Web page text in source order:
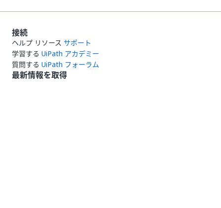
接続
ヘルプ リソース サポート
学習する UiPath アカデミー
質問する UiPath フォーラム
最新情報を取得